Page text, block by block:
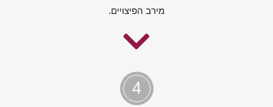
מירב הפיצויים.
4